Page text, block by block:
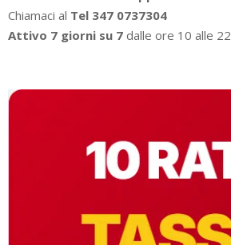
Chiamaci al Tel 347 0737304
Attivo 7 giorni su 7 dalle ore 10 alle 22